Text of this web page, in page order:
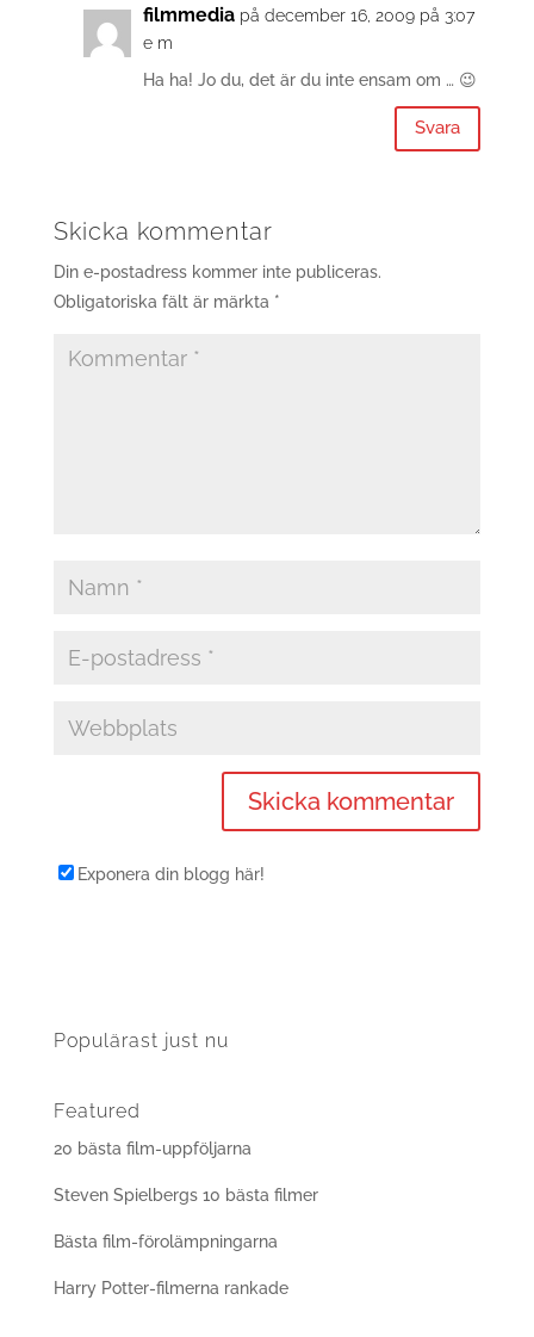
filmmedia på december 16, 2009 på 3:07
e m
Ha ha! Jo du, det är du inte ensam om … 😉
Svara
Skicka kommentar
Din e-postadress kommer inte publiceras.
Obligatoriska fält är märkta *
Exponera din blogg här!
Populärast just nu
Featured
20 bästa film-uppföljarna
Steven Spielbergs 10 bästa filmer
Bästa film-förolämpningarna
Harry Potter-filmerna rankade